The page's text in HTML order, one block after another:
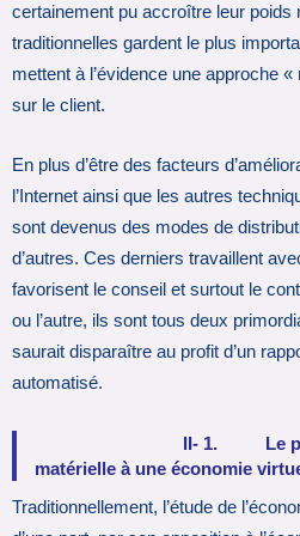
certainement pu accroître leur poids
traditionnelles gardent le plus
mettent à l’évidence une approche
sur le client.
En plus d’être des facteurs
l’Internet ainsi que les autres
sont devenus des modes de
d’autres. Ces derniers travaillent
favorisent le conseil et surtout le
ou l’autre, ils sont tous deux
saurait disparaître au profit d’un
automatisé.
II- 1. Le passage
matérielle à une économie
Traditionnellement, l’étude de